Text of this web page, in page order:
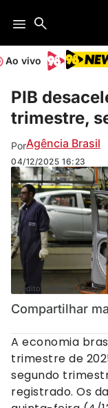
Ao vivo
PIB
trimestre,
PorAgência Brasil
04/12/2025 16:23
(Créditos Agência Brasil)
Compartilhar
A economia
trimestre de
segundo
registrado. Os